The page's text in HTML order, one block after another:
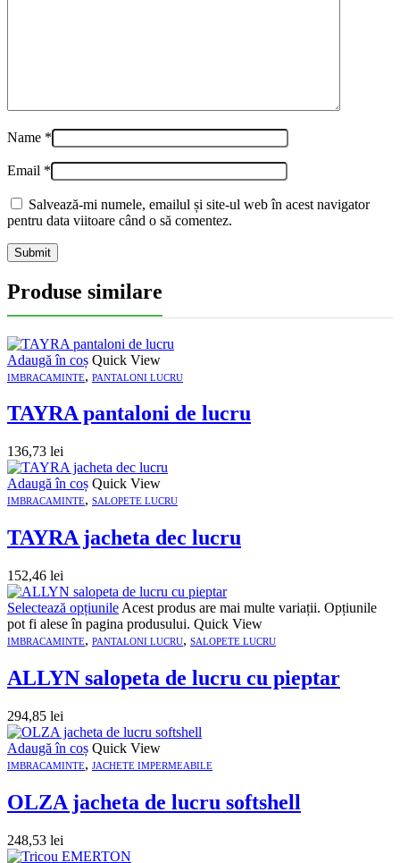
Name *
Email *
Salvează-mi numele, emailul și site-ul web în acest navigator
pentru data viitoare când o să comentez.
Produse similare
Adaugă în coș Quick View
IMBRACAMINTE, PANTALONI LUCRU
TAYRA pantaloni de lucru
136,73 lei
Adaugă în coș Quick View
IMBRACAMINTE, SALOPETE LUCRU
TAYRA jacheta dec lucru
152,46 lei
Selectează opțiunile Acest produs are mai multe variații. Opțiunile
pot fi alese în pagina produsului. Quick View
IMBRACAMINTE, PANTALONI LUCRU, SALOPETE LUCRU
ALLYN salopeta de lucru cu pieptar
294,85 lei
Adaugă în coș Quick View
IMBRACAMINTE, JACHETE IMPERMEABILE
OLZA jacheta de lucru softshell
248,53 lei